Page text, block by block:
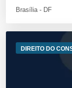
Brasília - DF
DIREITO DO